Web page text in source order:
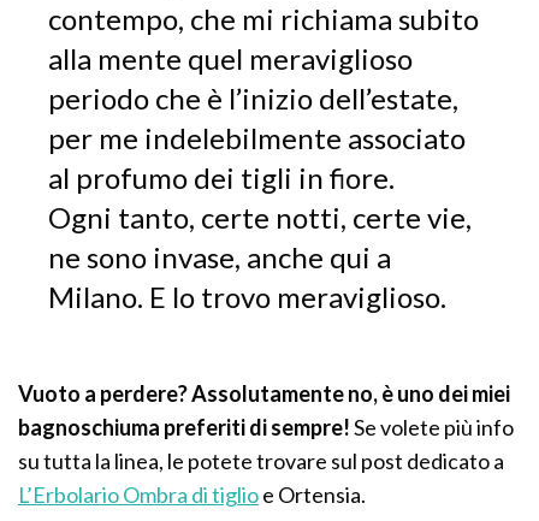
contempo, che mi richiama subito
alla mente quel meraviglioso
periodo che è l’inizio dell’estate,
per me indelebilmente associato
al profumo dei tigli in fiore.
Ogni tanto, certe notti, certe vie,
ne sono invase, anche qui a
Milano. E lo trovo meraviglioso.
Vuoto a perdere? Assolutamente no, è uno dei miei
bagnoschiuma preferiti di sempre!Se volete più info
su tutta la linea, le potete trovare sul post dedicato a
L’Erbolario Ombra di tiglioe Ortensia.